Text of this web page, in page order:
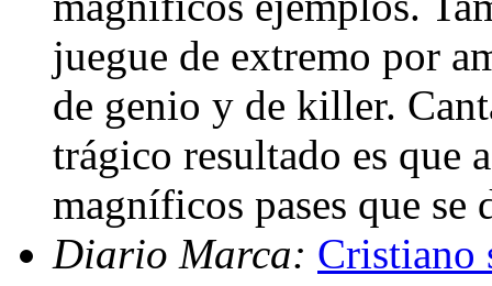
juegue de extremo por
de genio y de killer.
trágico resultado es que
magníficos pases que
Diario Marca: Cristiano